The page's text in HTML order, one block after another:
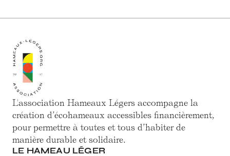
L'association Hameaux Légers accompagne la
création d’écohameaux accessibles financièrement,
pour permettre à toutes et tous d’habiter de
manière durable et solidaire.
LE HAMEAU LÉGER